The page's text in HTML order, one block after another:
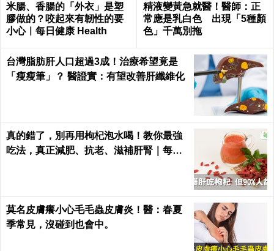
米腸、香腸的「外衣」是塑
膠做的？咬起來有韌性的要
小心｜每日健康 Health
精液變黃急就醫！醫師：正
常應是乳白色 出現「5種顏
色」千萬別拖
台灣脂肪肝人口超過3成！治療希望竟是
「瘦瘦筆」？ 醫證實：有望改善肝纖維化
真的錯了，別再用枸杞泡水喝！教你最強
吃法，真正減肥、抗老、滋補肝腎｜每日
莫名皮膚癢小心毛毛蟲皮膚炎！醫：春夏
季常見，沒碰到也會中。